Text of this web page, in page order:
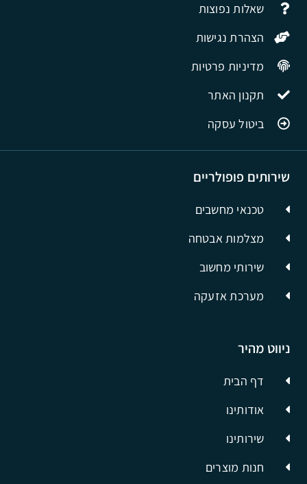
ניווט מהיר
דף הבית
אודותינו
שירותינו
חנות מוצרים
שירותים פופולריים
טכנאי מחשבים
מצלמות אבטחה
שירותי מחשוב
מערכת אזעקה
שאלות נפוצות
הצהרת נגישות
מדיניות פרטיות
תקנון האתר
ביטול עסקה